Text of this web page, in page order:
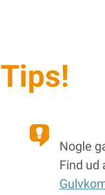
Tips!
Nogle
Find ud